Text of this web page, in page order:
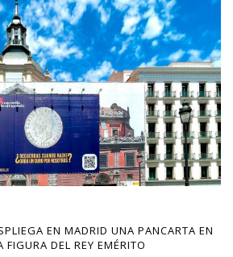
EN MADRID UNA PANCARTA EN
DEL REY EMÉRITO